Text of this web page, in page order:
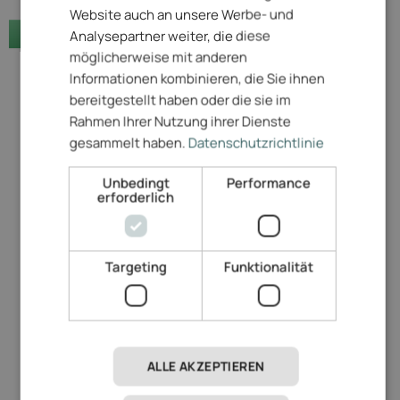
Jetzt anfragen
Website auch an unsere Werbe- und
Analysepartner weiter, die diese
möglicherweise mit anderen
Informationen kombinieren, die Sie ihnen
bereitgestellt haben oder die sie im
Rahmen Ihrer Nutzung ihrer Dienste
gesammelt haben.Datenschutzrichtlinie
Unbedingt
erforderlich
Performance
Targeting Funktionalität
ALLE AKZEPTIEREN